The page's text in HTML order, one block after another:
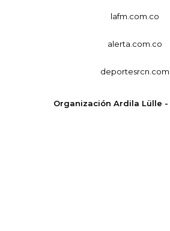
lafm.com.co
alerta.com.co
deportesrcn.com
Organización Ardila Lülle -